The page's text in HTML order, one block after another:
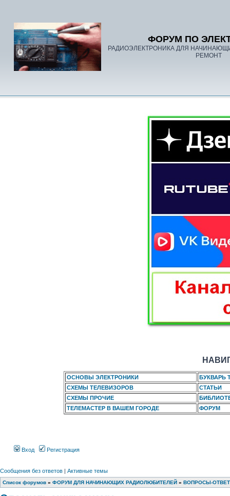
ФОРУМ ПО
РАДИОЭЛЕКТРОНИКА ДЛЯ
РЕМОНТ
ОСНОВЫ ЭЛЕКТРОНИКИ
БУКВАРЬ
СХЕМЫ ТЕЛЕВИЗОРОВ
СТАТЬИ
СХЕМЫ ПРОЧИЕ
ТЕЛЕМАСТЕР В ВАШЕМ ГОРОДЕ
ФОРУМ
Вход Регистрация
Сообщения без ответов | Активные темы
Список форумов » ФОРУМ ДЛЯ НАЧИНАЮЩИХ РАДИОЛЮБИТЕЛЕЙ » ВОПРОСЫ-